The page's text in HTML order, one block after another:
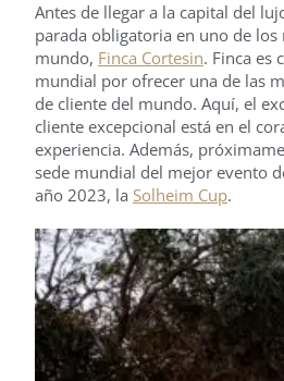
Antes de llegar a la capital del
parada obligatoria en uno de
mundo, Finca Cortesin. Finca es
mundial por ofrecer una de las
de cliente del mundo. Aquí, el
cliente excepcional está en el
experiencia. Además,
sede mundial del mejor evento
año 2023, la Solheim Cup.